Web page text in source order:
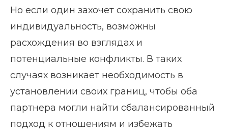
Но если один захочет сохранить свою
индивидуальность, возможны
расхождения во взглядах и
потенциальные конфликты. В таких
случаях возникает необходимость в
установлении своих границ, чтобы оба
партнера могли найти сбалансированный
подход к отношениям и избежать